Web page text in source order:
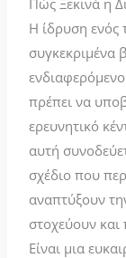
Η ίδρυση ενός
συγκεκριμένα
πρέπει να
ερευνητικό
αυτή
σχέδιο που
αναπτύξουν
στοχεύουν
Είναι μια